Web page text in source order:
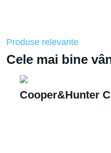
Produse relevante
Cele mai bine
Cooper&Hunter